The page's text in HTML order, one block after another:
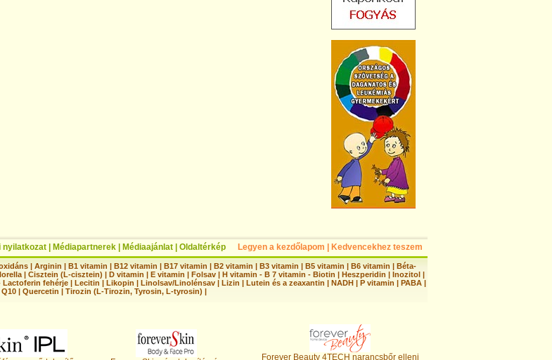
nyilatkozat Médiapartnerek Médiaajánlat Oldaltérkép Legyen a kezdőlapom Kedvencekhez teszem
| Arginin | B1 vitamin | B12 vitamin | B17 vitamin | B2 vitamin | B3 vitamin | B5 vitamin | B6 vitamin | Béta-
| Cisztein (L-cisztein) | D vitamin | E vitamin | Folsav | H vitamin - B 7 vitamin - Biotin | Heszperidin | Inozitol |
Lactoferin fehérje | Lecitin | Likopin | Linolsav/Linolénsav | Lizin | Lutein és a zeaxantin | NADH | P vitamin | PABA |
Q10| Quercetin | Tirozin (L-Tirozin, Tyrosin, L-tyrosin) |
Forever Beauty 4TECH narancsbőr elleni